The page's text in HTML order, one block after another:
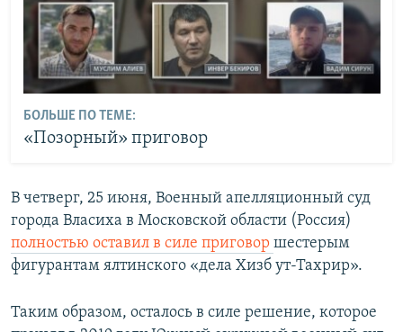
БОЛЬШЕ ПО ТЕМЕ:
«Позорный» приговор
В четверг, 25 июня, Военный апелляционный суд
города Власиха в Московской области (Россия)
полностью оставил в силе приговор шестерым
фигурантам ялтинского «дела Хизб ут-Тахрир».
Таким образом, осталось в силе решение, которое